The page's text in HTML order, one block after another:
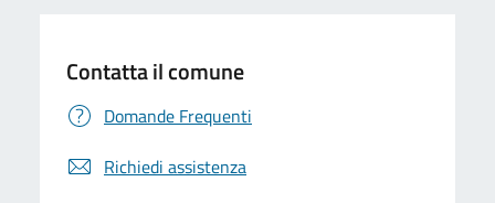
Contatta il comune
Domande Frequenti
Richiedi assistenza